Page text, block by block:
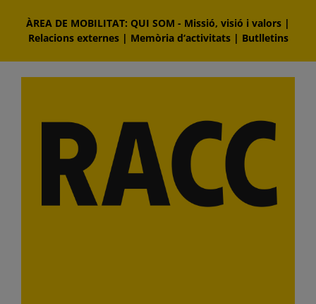
content
ÀREA DE MOBILITAT: QUI SOM - Missió, visió i valors |
Relacions externes| Memòria d‘activitats| Butlletins